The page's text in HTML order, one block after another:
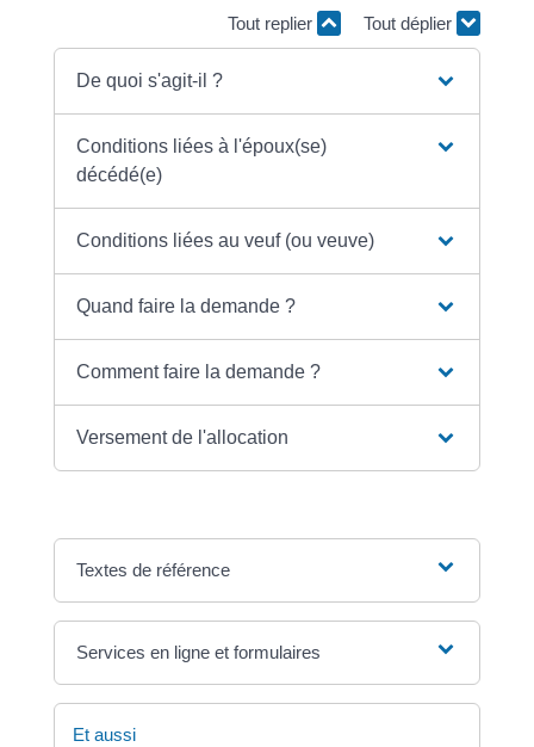
Tout replier Tout déplier
De quoi s'agit-il ?
Conditions liées à l'époux(se)
décédé(e)
Conditions liées au veuf (ou veuve)
Quand faire la demande ?
Comment faire la demande ?
Versement de l'allocation
Textes de référence
Services en ligne et formulaires
Et aussi